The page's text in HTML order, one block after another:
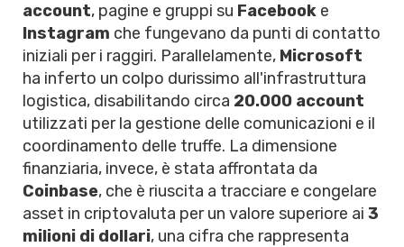
account, pagine e gruppi su Facebook e
Instagram che fungevano da punti di contatto
iniziali per i raggiri. Parallelamente, Microsoft
ha inferto un colpo durissimo all'infrastruttura
logistica, disabilitando circa 20.000 account
utilizzati per la gestione delle comunicazioni e il
coordinamento delle truffe. La dimensione
finanziaria, invece, è stata affrontata da
Coinbase, che è riuscita a tracciare e congelare
asset in criptovaluta per un valore superiore ai 3
milioni di dollari, una cifra che rappresenta